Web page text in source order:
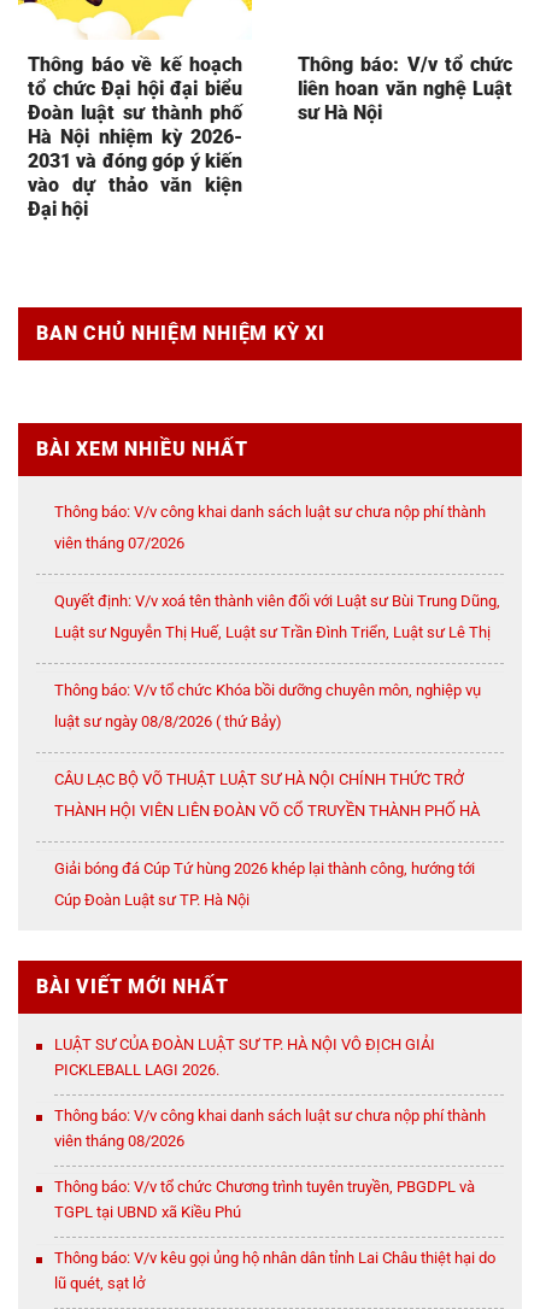
Thông báo về kế hoạch
tổ chức Đại hội đại biểu
Đoàn luật sư thành phố
Hà Nội nhiệm kỳ 2026-
2031 và đóng góp ý kiến
vào dự thảo văn kiện
Đại hội
Thông báo: V/v tổ chức
liên hoan văn nghệ Luật
sư Hà Nội
BAN CHỦ NHIỆM NHIỆM KỲ XI
BÀI XEM NHIỀU NHẤT
Thông báo: V/v công khai danh sách luật sư chưa nộp phí thành
viên tháng 07/2026
Quyết định: V/v xoá tên thành viên đối với Luật sư Bùi Trung Dũng,
Luật sư Nguyễn Thị Huế, Luật sư Trần Đình Triển, Luật sư Lê Thị
Oanh
Thông báo: V/v tổ chức Khóa bồi dưỡng chuyên môn, nghiệp vụ
luật sư ngày 08/8/2026 ( thứ Bảy)
CÂU LẠC BỘ VÕ THUẬT LUẬT SƯ HÀ NỘI CHÍNH THỨC TRỞ
THÀNH HỘI VIÊN LIÊN ĐOÀN VÕ CỔ TRUYỀN THÀNH PHỐ HÀ
NỘI
Giải bóng đá Cúp Tứ hùng 2026 khép lại thành công, hướng tới
Cúp Đoàn Luật sư TP. Hà Nội
BÀI VIẾT MỚI NHẤT
LUẬT SƯ CỦA ĐOÀN LUẬT SƯ TP. HÀ NỘI VÔ ĐỊCH GIẢI
PICKLEBALL LAGI 2026.
Thông báo: V/v công khai danh sách luật sư chưa nộp phí thành
viên tháng 08/2026
Thông báo: V/v tổ chức Chương trình tuyên truyền, PBGDPL và
TGPL tại UBND xã Kiều Phú
Thông báo: V/v kêu gọi ủng hộ nhân dân tỉnh Lai Châu thiệt hại do
lũ quét, sạt lở